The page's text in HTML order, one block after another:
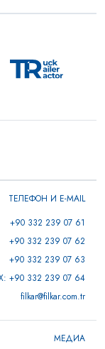
для→
ТЕЛЕФОН И E-MAIL
+90 332 239 07 61
+90 332 239 07 62
+90 332 239 07 63
+90 332 239 07 64
filkar@filkar.com.tr
МЕДИА